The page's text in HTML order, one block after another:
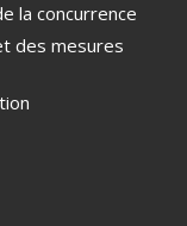
la concurrence
des mesures